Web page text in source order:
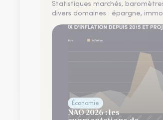
Statistiques marchés,
divers domaines : épargne,
Économie
NAO 2026 : les